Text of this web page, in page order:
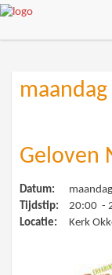
Geloven
Datum:
Tijdstip:
20:00 -
Locatie:
Kerk